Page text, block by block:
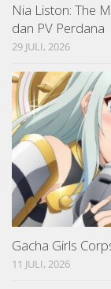
Nia Liston: The
dan PV Perdana
29 JULI, 2026
Gacha Girls
11 JULI, 2026